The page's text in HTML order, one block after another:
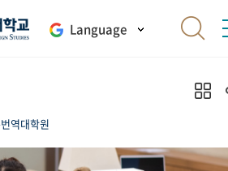
Language
역대학원